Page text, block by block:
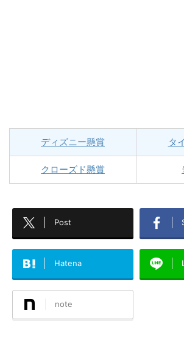
ディズニー懸賞 タ
クローズド懸賞
Post
Hatena
note